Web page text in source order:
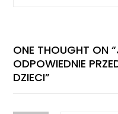
ONE THOUGHT ON “
ODPOWIEDNIE
DZIECI”